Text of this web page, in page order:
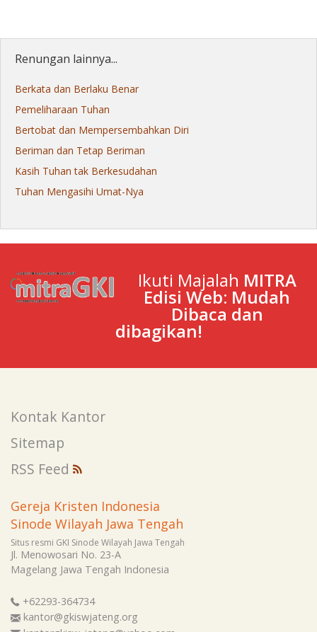
Renungan lainnya...
Berkata dan Berlaku Benar
Pemeliharaan Tuhan
Bertobat dan Mempersembahkan Diri
Beriman dan Tetap Beriman
Kasih Tuhan tak Berkesudahan
Tuhan Mengasihi Umat-Nya
Ikuti Majalah MITRA
Edisi Web: Mudah
Dibaca dan
dibagikan!
Kontak Kantor
Sitemap
RSS Feed
Gereja Kristen Indonesia
Sinode Wilayah Jawa Tengah
Situs resmi GKI Sinode Wilayah Jawa Tengah
Jl. Menowosari No. 23-A
Magelang Jawa Tengah Indonesia
+62293-364734
kantor@gkiswjateng.org